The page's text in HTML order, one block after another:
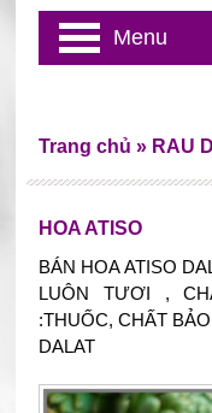
HOA ATISO
BÁN HOA ATISO
LUÔN TƯƠI ,
:THUỐC, CHẤT
DALAT
Trang chủ » RAU
Menu